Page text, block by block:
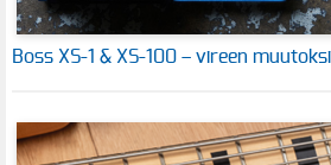
Boss XS-1 & XS-100 – vireen